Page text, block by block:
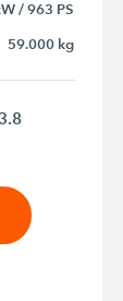
/ 963 PS
59.000 kg